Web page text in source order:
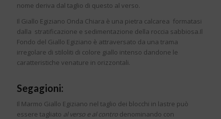
nome deriva dal taglio di questo al verso.
Il Giallo Egiziano Onda Chiara è una pietra calcarea formatasi
dalla stratificazione e sedimentazione della roccia sabbiosa.Il
Fondo del Giallo Egiziano è attraversato da una trama
irregolare di stiloliti di colore giallo intenso dandone le
caratteristiche venature in orizzontali.
Segagioni:
Il Marmo Giallo Egiziano nel taglio dei blocchi in lastre può
essere tagliato al verso e al controdenominando con